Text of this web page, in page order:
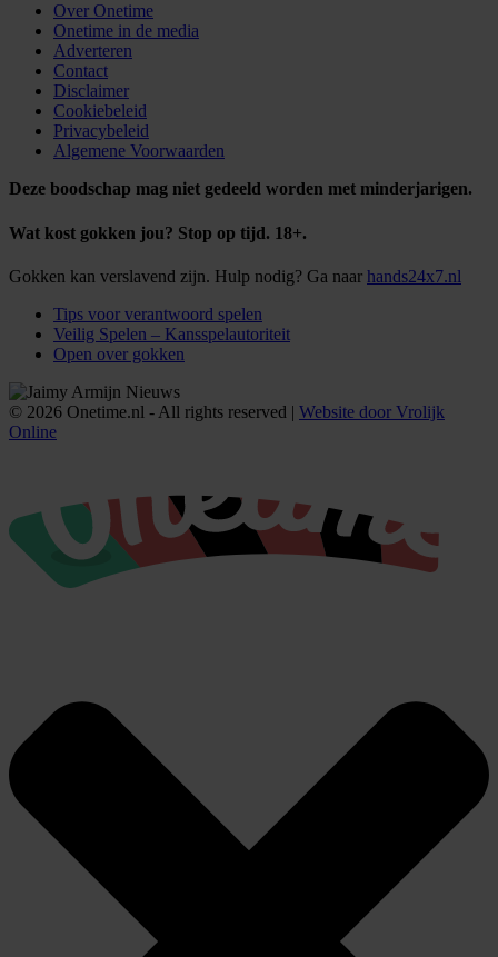
Over Onetime
Onetime in de media
Adverteren
Contact
Disclaimer
Cookiebeleid
Privacybeleid
Algemene Voorwaarden
Deze boodschap mag niet gedeeld worden met minderjarigen.
Wat kost gokken jou? Stop op tijd. 18+.
Gokken kan verslavend zijn. Hulp nodig? Ga naar hands24x7.nl
Tips voor verantwoord spelen
Veilig Spelen – Kansspelautoriteit
Open over gokken
© 2026 Onetime.nl - All rights reserved | Website door Vrolijk
Online